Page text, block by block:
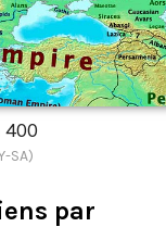
400
SA)
par